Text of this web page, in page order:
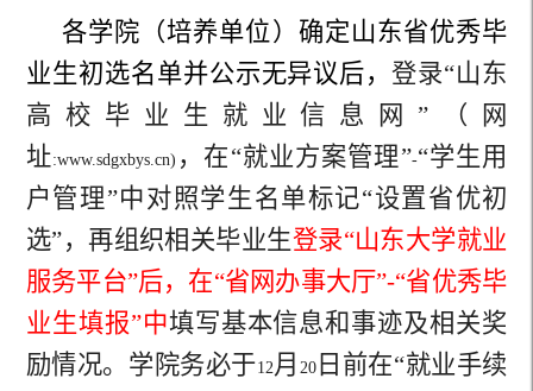
各学院（培养单位）确定山东省优秀毕
业生初选名单并公示无异议后， 登录“山东
高校毕业生就业信息网”（网
址:www.sdgxbys.cn) ，在“就业方案管理”-“学生用
户管理”中对照学生名单标记“设置省优初
选”，再组织相关毕业生登录“山东大学就业
服务平台”后，在“省网办事大厅”-“省优秀毕
业生填报”中填写基本信息和事迹及相关奖
励情况。学院务必于12月 20日前在“就业手续